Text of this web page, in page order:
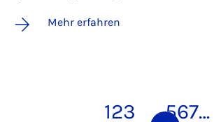
Mehr erfahren
123 4 567…